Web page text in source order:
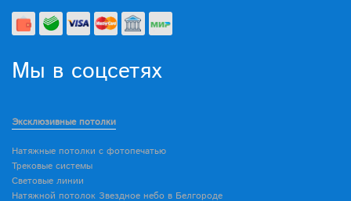
Мы в соцсетях
Эксклюзивные потолки
Натяжные потолки с фотопечатью
Трековые системы
Световые линии
Натяжной потолок Звездное небо в Белгороде